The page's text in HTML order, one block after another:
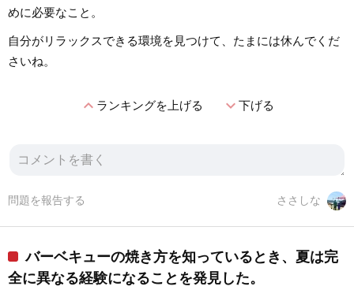
めに必要なこと。
自分がリラックスできる環境を見つけて、たまには休んでくだ
さいね。
expand_lessランキングを上げる expand_more下げる
ささしな
問題を報告する
バーベキューの焼き方を知っているとき、夏は完
全に異なる経験になることを発見した。